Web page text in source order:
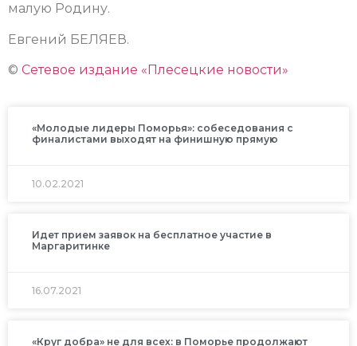
малую Родину.
Евгений БЕЛЯЕВ.
© Сетевое издание «Плесецкие новости»
«Молодые лидеры Поморья»: собеседования с
финалистами выходят на финишную прямую
10.02.2021
Идет прием заявок на бесплатное участие в
Маргаритинке
16.07.2021
«Круг добра» не для всех: в Поморье продолжают